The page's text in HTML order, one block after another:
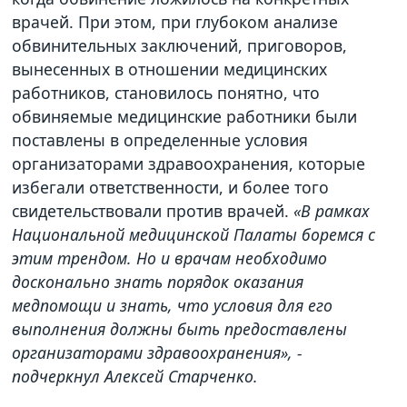
врачей. При этом, при глубоком анализе
обвинительных заключений, приговоров,
вынесенных в отношении медицинских
работников, становилось понятно, что
обвиняемые медицинские работники были
поставлены в определенные условия
организаторами здравоохранения, которые
избегали ответственности, и более того
свидетельствовали против врачей.«В рамках
Национальной медицинской Палаты боремся с
этим трендом. Но и врачам необходимо
досконально знать порядок оказания
медпомощи и знать, что условия для его
выполнения должны быть предоставлены
организаторами здравоохранения», -
подчеркнул Алексей Старченко.